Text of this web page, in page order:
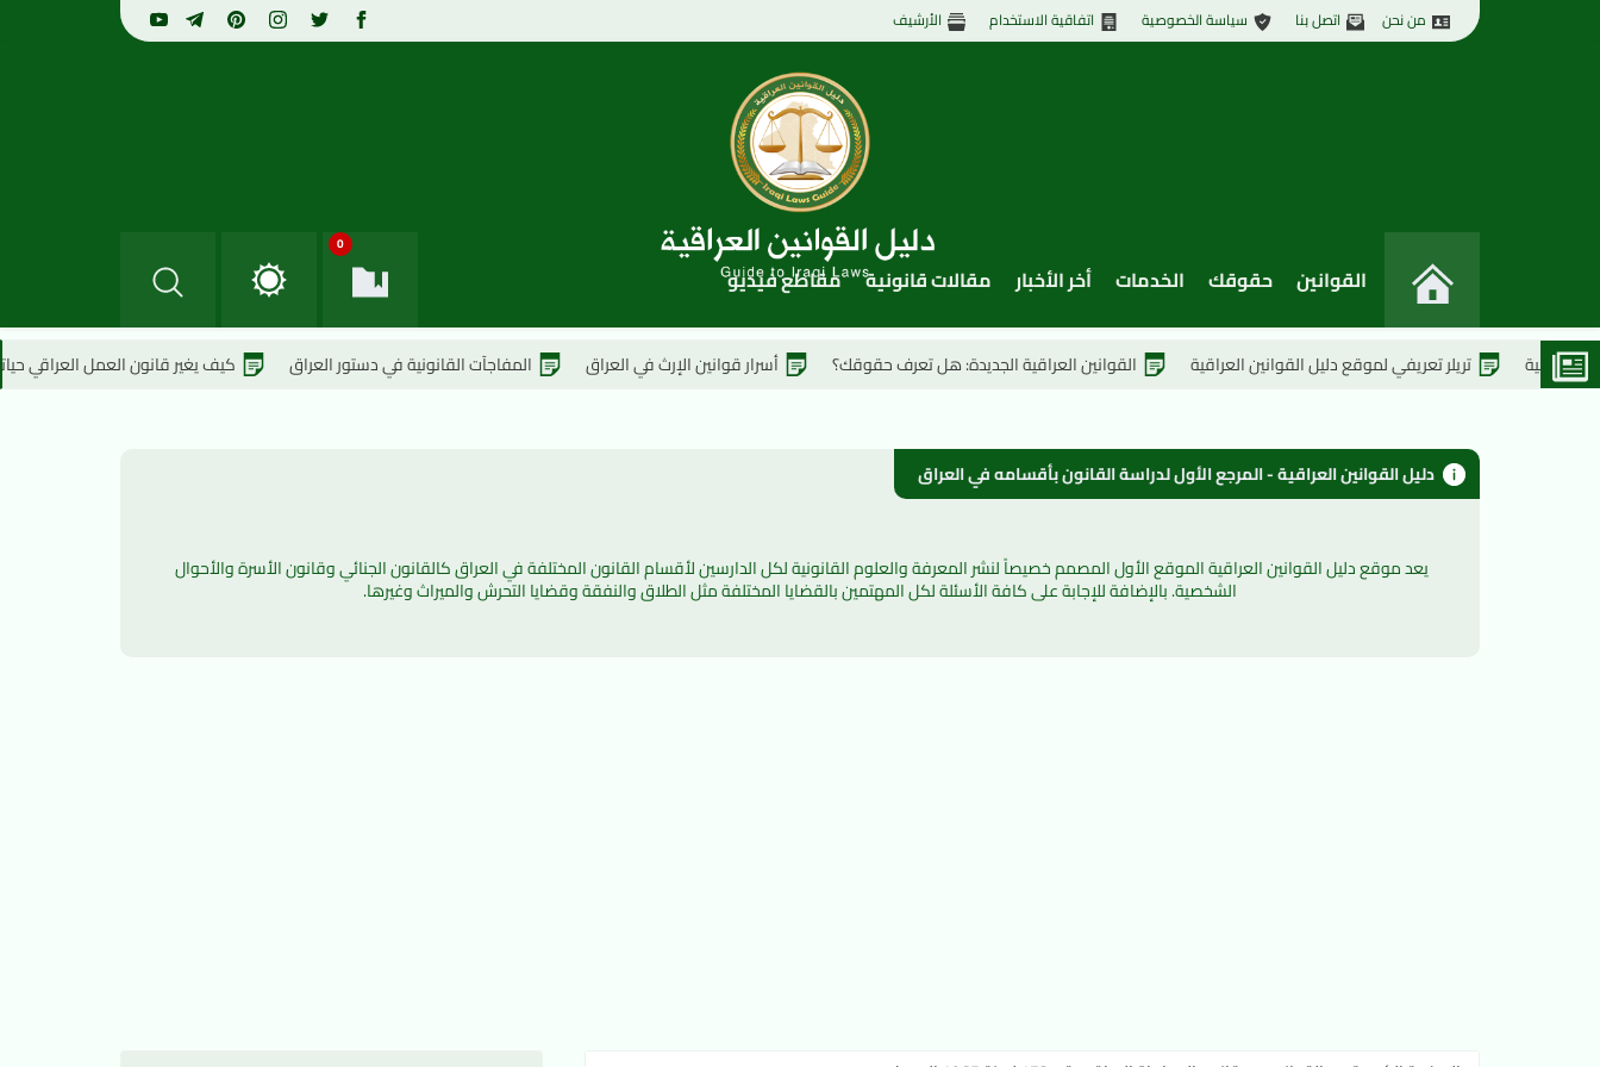
من نحن اتصل بنا سياسة الخصوصية اتفاقية الاستخدام الأرشيف
القوانين حقوقك الخدمات أخر الأخبار مقالات قانونية مقاطع فيديو
0
تريلر تعريفي لموقع دليل القوانين العراقية القوانين العراقية الجديدة: هل تعرف حقوقك؟ أسرار قوانين الإرث في العراق المفاجآت القانونية في دستور العراق كيف يغير قانون العمل العراقي حياتك؟ 10 قوانين عراقية لن تصدق أنها حقيقية !
دليل القوانين العراقية - المرجع الأول لدراسة القانون بأقسامه في العراق
الشخصية. بالإضافة للإجابة على كافة الأسئلة لكل المهتمين بالقضايا المختلفة مثل الطلاق والنفقة وقضايا التحرش والميراث وغيرها.